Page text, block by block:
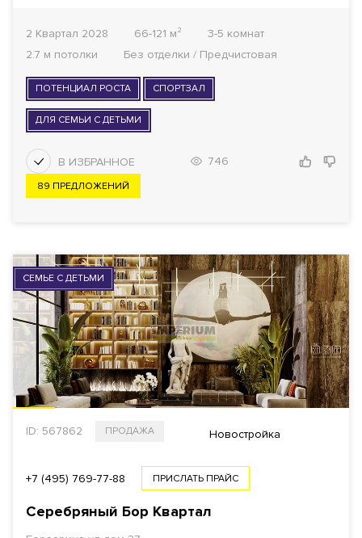
2 Квартал 2028 66-121 м²
3-5 комнат
2.7 м потолки
Без отделки / Предчистовая
ПОТЕНЦИАЛ РОСТА СПОРТЗАЛ
ДЛЯ СЕМЬИ С ДЕТЬМИ
746
89 ПРЕДЛОЖЕНИЙ
СЕМЬЕ С ДЕТЬМИ
ID: 567862 ПРОДАЖА Новостройка
+7 (495) 769-77-88 ПРИСЛАТЬ ПРАЙС
Серебряный Бор Квартал